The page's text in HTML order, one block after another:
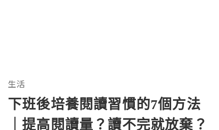
生活
下班後培養閱讀習慣的7個方法
｜提高閱讀量？讀不完就放棄？